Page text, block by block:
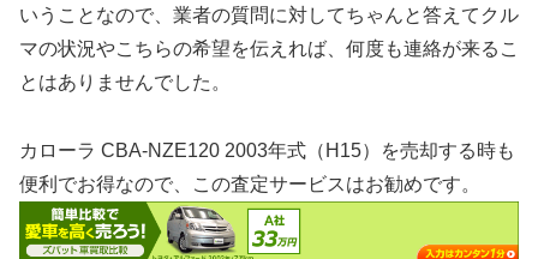
いうことなので、業者の質問に対してちゃんと答えてクル
マの状況やこちらの希望を伝えれば、何度も連絡が来るこ
とはありませんでした。
カローラ CBA-NZE120 2003年式（H15）を売却する時も
便利でお得なので、この査定サービスはお勧めです。